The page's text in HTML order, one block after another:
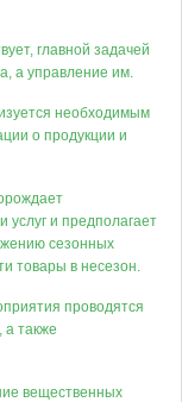
главной задачей
а управление им.
необходимым
о продукции и
и предполагает
сезонных
товары в несезон.
проводятся
а также
вещественных